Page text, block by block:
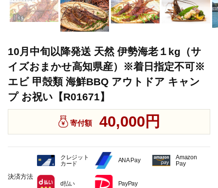
10月中旬以降発送 天然 伊勢海老１kg（サ
イズおまかせ高知県産）※着日指定不可※
エビ 甲殻類 海鮮BBQ アウトドア キャン
プ お祝い【R01671】
寄付額 40,000円
決済方法
クレジット
カード
ANA Pay
Amazon
Pay
d払い PayPay